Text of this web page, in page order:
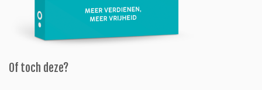
Of toch deze?